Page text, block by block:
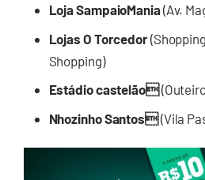
Loja SampaioMania(Av.
Lojas O Torcedor
Shopping)
Estádio castelão
Nhozinho Santos(Vila